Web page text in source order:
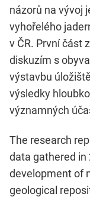
názorů na vývoj
vyhořelého
v ČR. První část
diskuzím s
výstavbu
výsledky
významných
The research
data gathered in
development of
geological